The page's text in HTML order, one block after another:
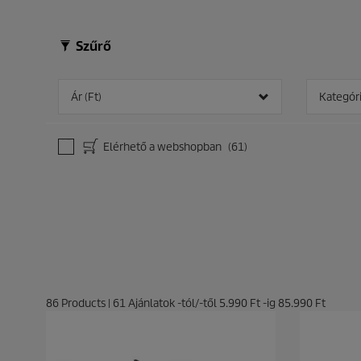
Szűrő
Ár (Ft)
Elérhető a webshopban (61)
86 Products | 61Ajánlatok -tól/-től 5.990 Ft -ig 85.990 Ft